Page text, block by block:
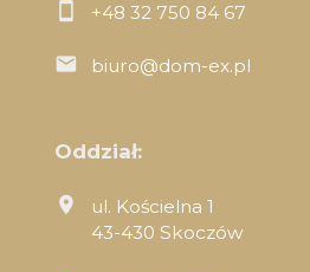
+48 32 750 84 67
biuro@dom-ex.pl
Oddział:
ul. Kościelna 1
43-430 Skoczów